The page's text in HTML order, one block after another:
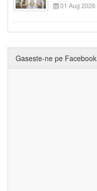
01 Aug 2026
Gaseste-ne pe Facebook